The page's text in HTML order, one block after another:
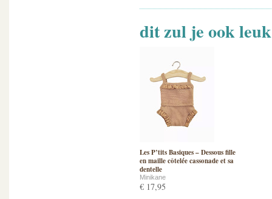
dit zul je ook
Les P’tits Basiques – Dessous fille
en maille côtelée cassonade et sa
dentelle
Minikane
€ 17,95